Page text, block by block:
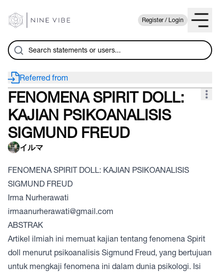
Register / Login
FENOMENA SPIRIT DOLL:
KAJIAN PSIKOANALISIS
SIGMUND FREUD
イルマ
FENOMENA SPIRIT DOLL: KAJIAN PSIKOANALISIS
SIGMUND FREUD
Irma Nurherawati
irmaanurherawati@gmail.com
ABSTRAK
Artikel ilmiah ini memuat kajian tentang fenomena Spirit
doll menurut psikoanalisis Sigmund Freud, yang bertujuan
untuk mengkaji fenomena ini dalam dunia psikologi. Isi
Referred from